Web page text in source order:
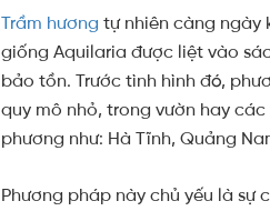
Trầm hươngtự nhiên càng ngày
giống Aquilaria được liệt vào
bảo tồn. Trước tình hình đó,
quy mô nhỏ, trong vườn hay
phương như: Hà Tĩnh, Quảng
Phương pháp này chủ yếu là